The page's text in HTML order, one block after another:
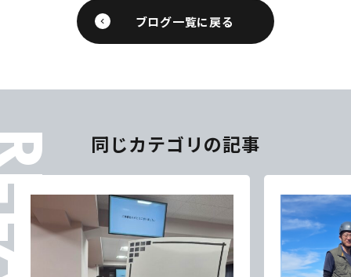
ブログ一覧に戻る
同じカテゴリの記事